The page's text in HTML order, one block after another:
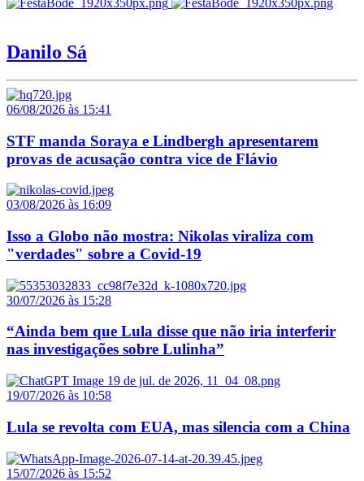
Danilo Sá
06/08/2026 às 15:41
STF manda Soraya e Lindbergh apresentarem
provas de acusação contra vice de Flávio
03/08/2026 às 16:09
Isso a Globo não mostra: Nikolas viraliza com
"verdades" sobre a Covid-19
30/07/2026 às 15:28
“Ainda bem que Lula disse que não iria interferir
nas investigações sobre Lulinha”
19/07/2026 às 10:58
Lula se revolta com EUA, mas silencia com a China
15/07/2026 às 15:52